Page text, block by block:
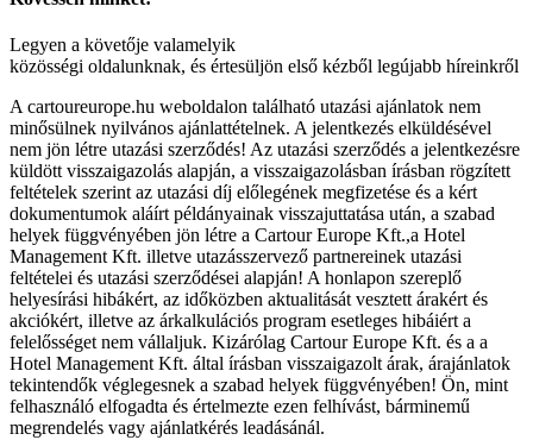
Legyen a követője valamelyik
közösségi oldalunknak, és értesüljön első kézből legújabb híreinkről
A cartoureurope.hu weboldalon található utazási ajánlatok nem
minősülnek nyilvános ajánlattételnek. A jelentkezés elküldésével
nem jön létre utazási szerződés! Az utazási szerződés a jelentkezésre
küldött visszaigazolás alapján, a visszaigazolásban írásban rögzített
feltételek szerint az utazási díj előlegének megfizetése és a kért
dokumentumok aláírt példányainak visszajuttatása után, a szabad
helyek függvényében jön létre a Cartour Europe Kft.,a Hotel
Management Kft. illetve utazásszervező partnereinek utazási
feltételei és utazási szerződései alapján! A honlapon szereplő
helyesírási hibákért, az időközben aktualitását vesztett árakért és
akciókért, illetve az árkalkulációs program esetleges hibáiért a
felelősséget nem vállaljuk. Kizárólag Cartour Europe Kft. és a a
Hotel Management Kft. által írásban visszaigazolt árak, árajánlatok
tekintendők véglegesnek a szabad helyek függvényében! Ön, mint
felhasználó elfogadta és értelmezte ezen felhívást, bárminemű
megrendelés vagy ajánlatkérés leadásánál.